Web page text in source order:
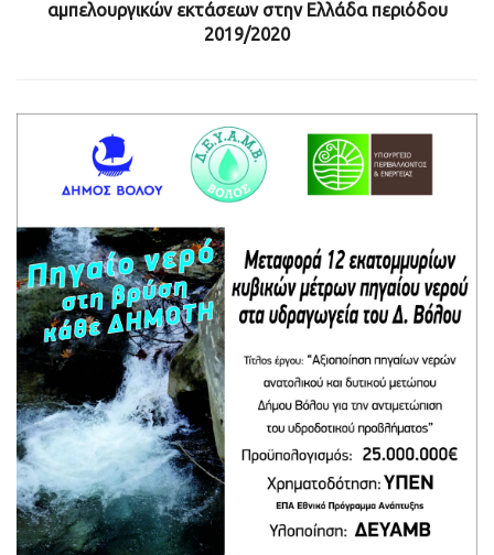
αμπελουργικών εκτάσεων στην Ελλάδα περιόδου
2019/2020